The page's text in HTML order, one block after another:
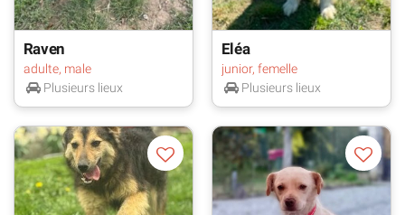
Raven
adulte, male
Plusieurs lieux
Eléa
junior, femelle
Plusieurs lieux